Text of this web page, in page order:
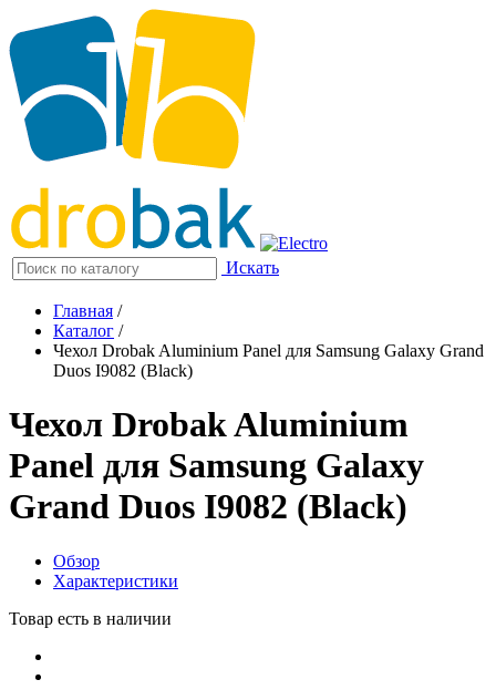
Искать
Главная /
Каталог /
Чехол Drobak Aluminium Panel для Samsung Galaxy Grand
Duos I9082 (Black)
Чехол Drobak Aluminium
Panel для Samsung Galaxy
Grand Duos I9082 (Black)
Обзор
Характеристики
Товар есть в наличии